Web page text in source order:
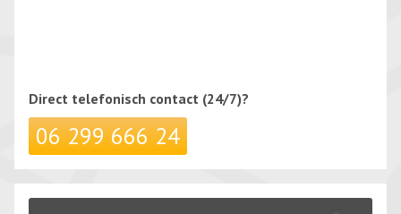
Direct telefonisch contact (24/7)?
06 299 666 24